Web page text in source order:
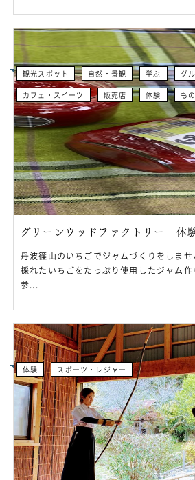
グリーンウッドファクトリー 体
丹波篠山のいちごでジャムづくりをしま
採れたいちごをたっぷり使用したジャム作
参...
観光スポット 自然・景観 学ぶ グ
カフェ・スイーツ 販売店 体験 も
体験 スポーツ・レジャー